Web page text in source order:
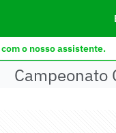
o nosso assistente.
Campeonato